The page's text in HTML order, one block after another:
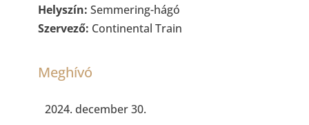
Helyszín: Semmering-hágó
Szervező: Continental Train
Meghívó
2024. december 30.